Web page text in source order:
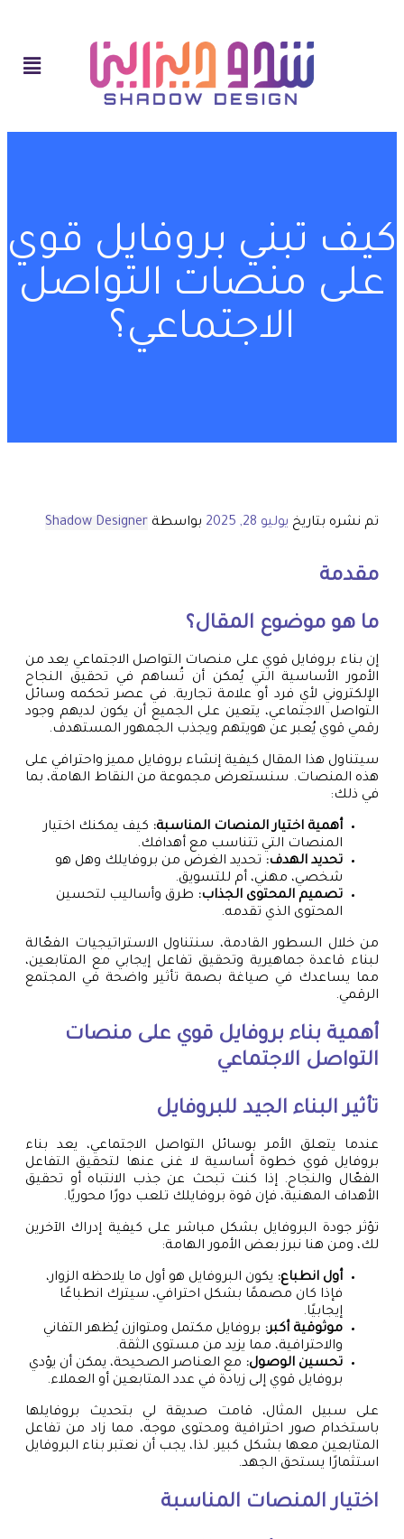
كيف تبني بروفايل قوي
على منصات التواصل
الاجتماعي؟
تم نشره بتاريخ يوليو 28, 2025 بواسطة Shadow Designer
مقدمة
ما هو موضوع المقال؟
إن بناء بروفايل قوي على منصات التواصل الاجتماعي يعد من
الأمور الأساسية التي يُمكن أن تُساهم في تحقيق النجاح
الإلكتروني لأي فرد أو علامة تجارية. في عصر تحكمه وسائل
التواصل الاجتماعي، يتعين على الجميع أن يكون لديهم وجود
رقمي قوي يُعبر عن هويتهم ويجذب الجمهور المستهدف.
سيتناول هذا المقال كيفية إنشاء بروفايل مميز واحترافي على
هذه المنصات. سنستعرض مجموعة من النقاط الهامة، بما
في ذلك:
أهمية اختيار المنصات المناسبة: كيف يمكنك اختيار
المنصات التي تتناسب مع أهدافك.
تحديد الهدف: تحديد الغرض من بروفايلك وهل هو
شخصي، مهني، أم للتسويق.
تصميم المحتوى الجذاب: طرق وأساليب لتحسين
المحتوى الذي تقدمه.
من خلال السطور القادمة، سنتناول الاستراتيجيات الفعّالة
لبناء قاعدة جماهيرية وتحقيق تفاعل إيجابي مع المتابعين،
مما يساعدك في صياغة بصمة تأثير واضحة في المجتمع
الرقمي.
أهمية بناء بروفايل قوي على منصات
التواصل الاجتماعي
تأثير البناء الجيد للبروفايل
عندما يتعلق الأمر بوسائل التواصل الاجتماعي، يعد بناء
بروفايل قوي خطوة أساسية لا غنى عنها لتحقيق التفاعل
الفعّال والنجاح. إذا كنت تبحث عن جذب الانتباه أو تحقيق
الأهداف المهنية، فإن قوة بروفايلك تلعب دورًا محوريًا.
تؤثر جودة البروفايل بشكل مباشر على كيفية إدراك الآخرين
لك، ومن هنا نبرز بعض الأمور الهامة:
أول انطباع: يكون البروفايل هو أول ما يلاحظه الزوار،
فإذا كان مصممًا بشكل احترافي، سيترك انطباعًا
إيجابيًا.
موثوقية أكبر: بروفايل مكتمل ومتوازن يُظهر التفاني
والاحترافية، مما يزيد من مستوى الثقة.
تحسين الوصول: مع العناصر الصحيحة، يمكن أن يؤدي
بروفايل قوي إلى زيادة في عدد المتابعين أو العملاء.
على سبيل المثال، قامت صديقة لي بتحديث بروفايلها
باستخدام صور احترافية ومحتوى موجه، مما زاد من تفاعل
المتابعين معها بشكل كبير. لذا، يجب أن نعتبر بناء البروفايل
استثمارًا يستحق الجهد.
اختيار المنصات المناسبة